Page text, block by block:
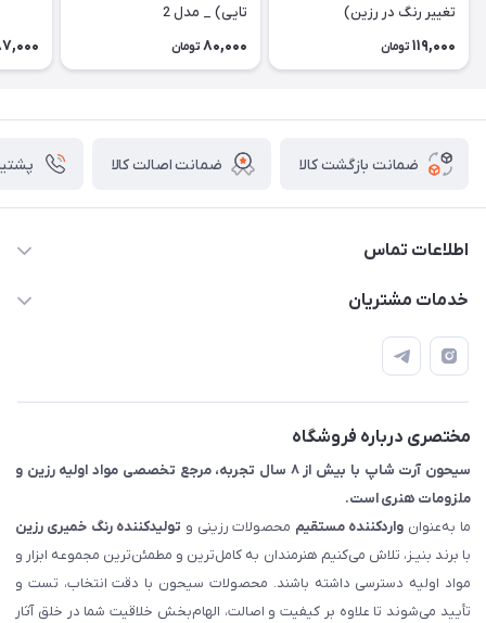
تغییر رنگ در رزین)
119,000 تومان
تایی) _ مدل 2
80,000 تومان
ضمانت بازگشت کالا ضمانت اصالت کالا
اطلاعات تماس
خدمات مشتریان
📝 قوانین و مقررات
📖 راهنما
مختصری درباره فروشگاه
سیحون آرت شاپ با بیش از ۸ سال تجربه، مرجع تخصصی مواد اولیه رزین و
ملزومات هنری است.
ما به‌عنوان واردکننده مستقیم محصولات رزینی و تولیدکننده رنگ خمیری رزین
با برند بنیـز، تلاش می‌کنیم هنرمندان به کامل‌ترین و مطمئن‌ترین مجموعه ابزار و
مواد اولیه دسترسی داشته باشند. محصولات سیحون با دقت انتخاب، تست و
تأیید می‌شوند تا علاوه بر کیفیت و اصالت، الهام‌بخش خلاقیت شما در خلق آثار